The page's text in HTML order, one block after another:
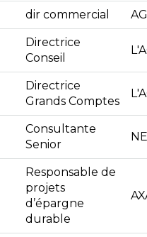
dir commercial
Directrice
Conseil
Directrice
Grands Comptes
Consultante
Senior
Responsable de
projets
d’épargne
durable